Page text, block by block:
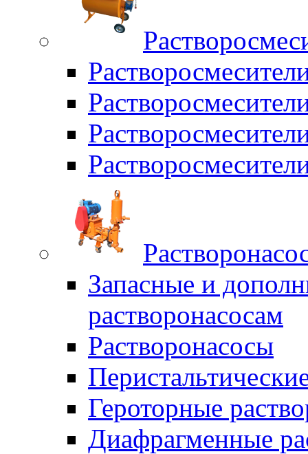
Запасные и
растворонасосам
Растворонасосы
Героторные
Диафрагменные